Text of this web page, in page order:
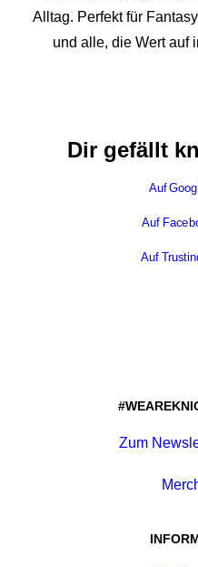
Alltag. Perfekt für
und alle, die Wert auf
Dir gefällt
Auf
Auf
Auf
Zum